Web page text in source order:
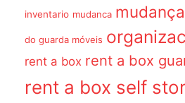
inventario mudanca mudança
do guarda móveis
rent a box rent a box
rent a box self